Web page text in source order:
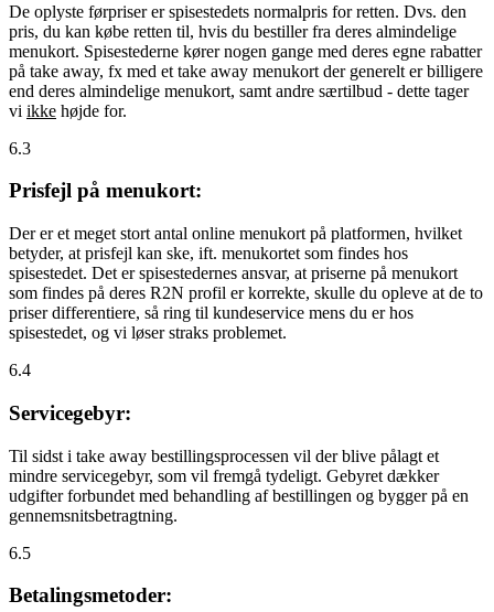
De oplyste førpriser er spisestedets normalpris for retten. Dvs. den
pris, du kan købe retten til, hvis du bestiller fra deres almindelige
menukort. Spisestederne kører nogen gange med deres egne rabatter
på take away, fx med et take away menukort der generelt er billigere
end deres almindelige menukort, samt andre særtilbud - dette tager
vi ikke højde for.
6.3
Prisfejl på menukort:
Der er et meget stort antal online menukort på platformen, hvilket
betyder, at prisfejl kan ske, ift. menukortet som findes hos
spisestedet. Det er spisestedernes ansvar, at priserne på menukort
som findes på deres R2N profil er korrekte, skulle du opleve at de to
priser differentiere, så ring til kundeservice mens du er hos
spisestedet, og vi løser straks problemet.
6.4
Servicegebyr:
Til sidst i take away bestillingsprocessen vil der blive pålagt et
mindre servicegebyr, som vil fremgå tydeligt. Gebyret dækker
udgifter forbundet med behandling af bestillingen og bygger på en
gennemsnitsbetragtning.
6.5
Betalingsmetoder: